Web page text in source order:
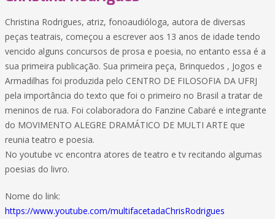
Christina Rodrigues, atriz, fonoaudióloga, autora de diversas
peças teatrais, começou a escrever aos 13 anos de idade tendo
vencido alguns concursos de prosa e poesia, no entanto essa é a
sua primeira publicação. Sua primeira peça, Brinquedos , Jogos e
Armadilhas foi produzida pelo CENTRO DE FILOSOFIA DA UFRJ
pela importância do texto que foi o primeiro no Brasil a tratar de
meninos de rua. Foi colaboradora do Fanzine Cabaré e integrante
do MOVIMENTO ALEGRE DRAMÁTICO DE MULTI ARTE que
reunia teatro e poesia.
No youtube vc encontra atores de teatro e tv recitando algumas
poesias do livro.
Nome do link:
https://www.youtube.com/multifacetadaChrisRodrigues